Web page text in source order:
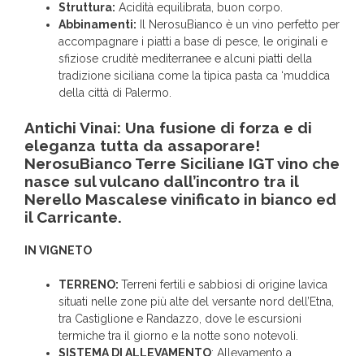
Struttura: Acidità equilibrata, buon corpo.
Abbinamenti: Il NerosuBianco è un vino perfetto per
accompagnare i piatti a base di pesce, le originali e
sfiziose cruditè mediterranee e alcuni piatti della
tradizione siciliana come la tipica pasta ca ‘muddica
della città di Palermo.
Antichi Vinai: Una fusione di forza e di
eleganza tutta da assaporare!
NerosuBianco Terre Siciliane IGT vino che
nasce sul vulcano dall’incontro tra il
Nerello Mascalese vinificato in bianco ed
il Carricante.
IN VIGNETO
TERRENO: Terreni fertili e sabbiosi di origine lavica
situati nelle zone più alte del versante nord dell’Etna,
tra Castiglione e Randazzo, dove le escursioni
termiche tra il giorno e la notte sono notevoli.
SISTEMA DI ALLEVAMENTO: Allevamento a